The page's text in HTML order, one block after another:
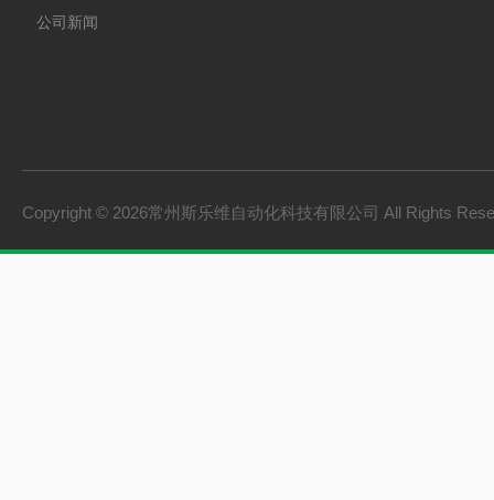
公司新闻
Copyright © 2026常州斯乐维自动化科技有限公司 All Rights